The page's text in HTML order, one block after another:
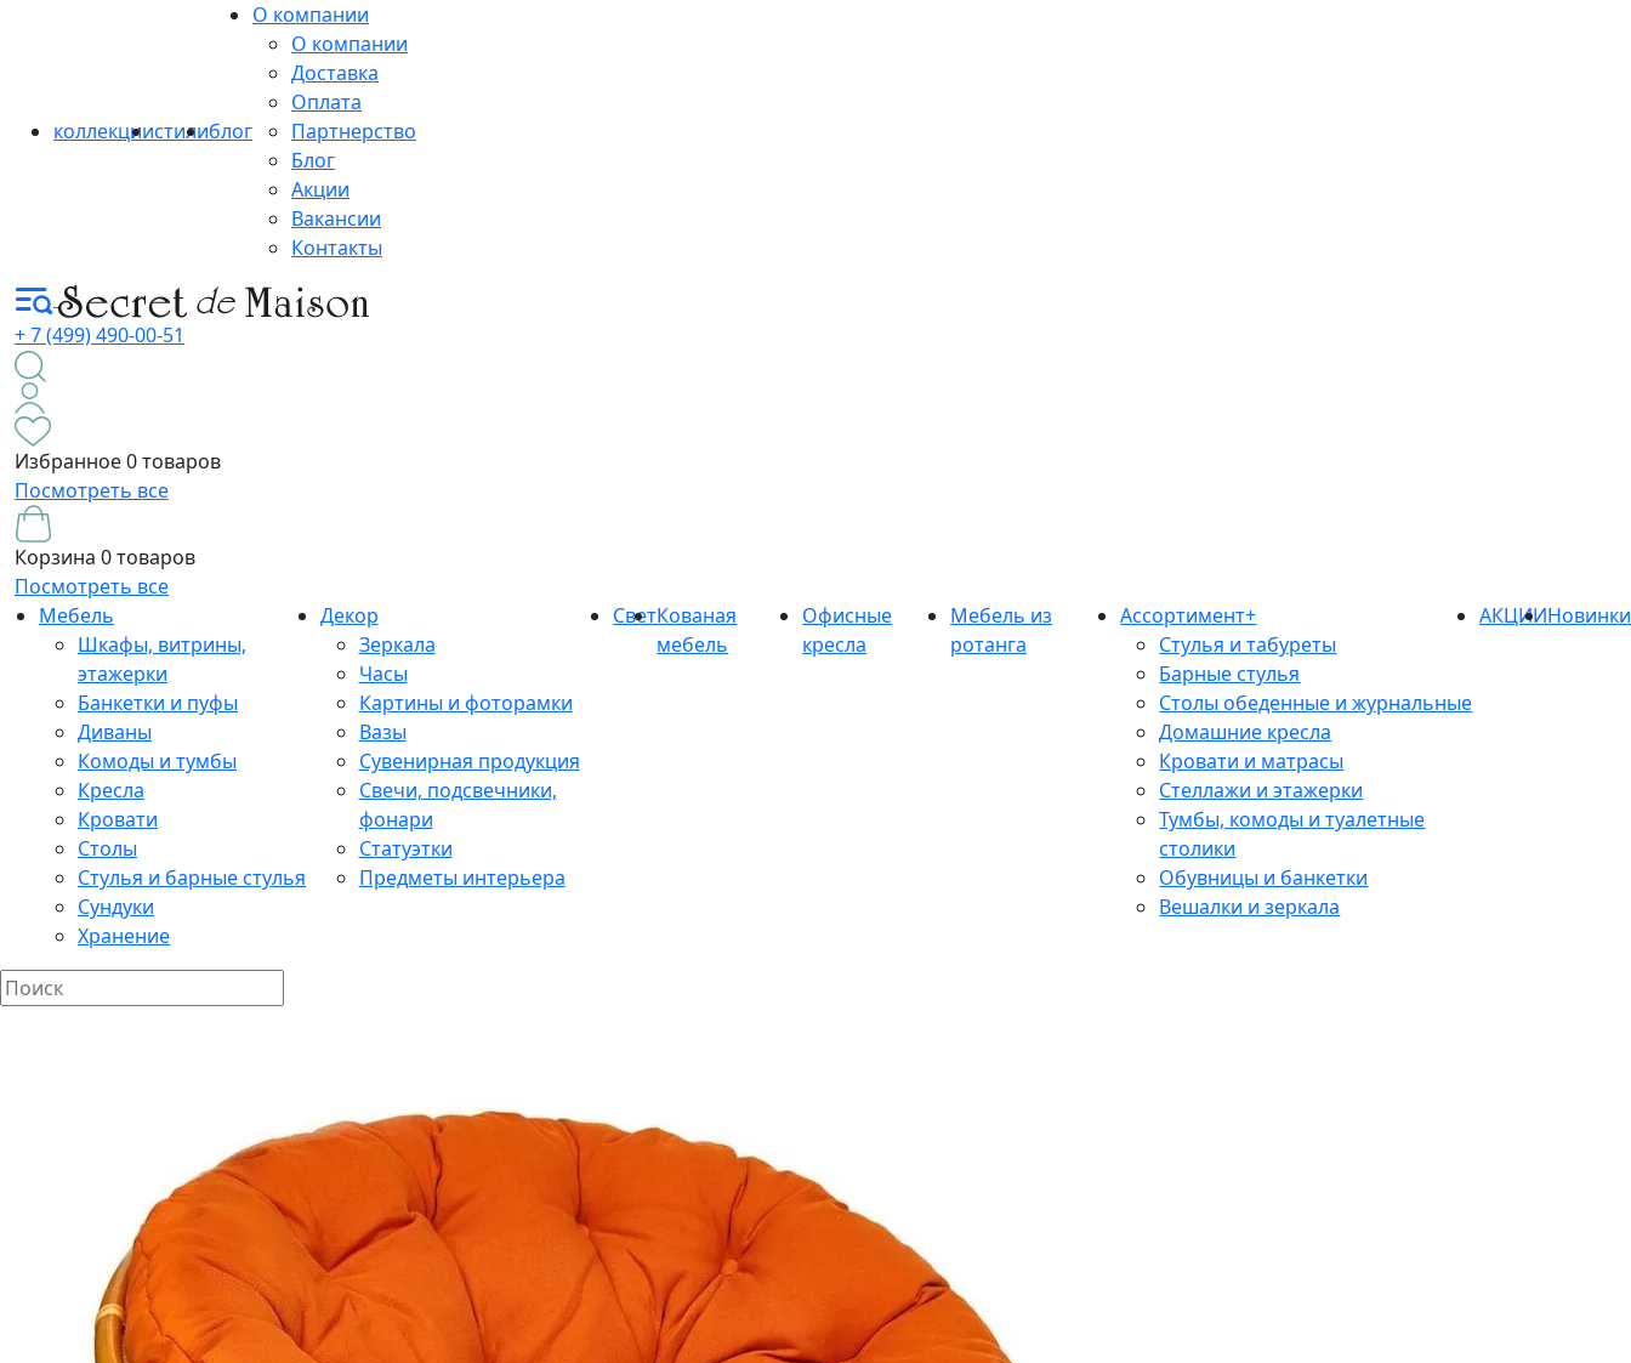
коллекциистилиблог
О компании
О компании
Доставка
Оплата
Партнерство
Блог
Акции
Вакансии
Контакты
+ 7 (499) 490-00-51
Избранное0 товаров
Посмотреть все
Корзина 0 товаров
Посмотреть все
Мебель
Шкафы, витрины,
этажерки
Банкетки и пуфы
Диваны
Комоды и тумбы
Кресла
Кровати
Столы
Стулья и барные стулья
Сундуки
Хранение
Декор
Зеркала
Часы
Картины и фоторамки
Вазы
Сувенирная продукция
Свечи, подсвечники,
фонари
Статуэтки
Предметы интерьера
СветКованая
мебель
Офисные
кресла
Мебель из
ротанга
Ассортимент+
Стулья и табуреты
Барные стулья
Столы обеденные и журнальные
Домашние кресла
Кровати и матрасы
Стеллажи и этажерки
Тумбы, комоды и туалетные
столики
Обувницы и банкетки
Вешалки и зеркала
АКЦИИНовинки